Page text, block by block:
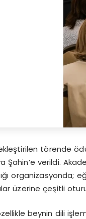
törende
Şahin’e verildi.
organizasyonda;
üzerine çeşitli
beynin dili